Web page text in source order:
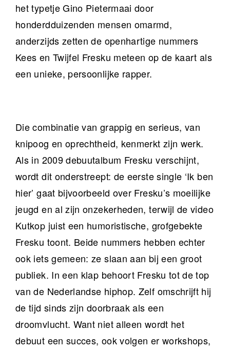
het typetje Gino Pietermaai door
honderdduizenden mensen omarmd,
anderzijds zetten de openhartige nummers
Kees en Twijfel Fresku meteen op de kaart als
een unieke, persoonlijke rapper.
Die combinatie van grappig en serieus, van
knipoog en oprechtheid, kenmerkt zijn werk.
Als in 2009 debuutalbum Fresku verschijnt,
wordt dit onderstreept: de eerste single ‘Ik ben
hier’ gaat bijvoorbeeld over Fresku’s moeilijke
jeugd en al zijn onzekerheden, terwijl de video
Kutkop juist een humoristische, grofgebekte
Fresku toont. Beide nummers hebben echter
ook iets gemeen: ze slaan aan bij een groot
publiek. In een klap behoort Fresku tot de top
van de Nederlandse hiphop. Zelf omschrijft hij
de tijd sinds zijn doorbraak als een
droomvlucht. Want niet alleen wordt het
debuut een succes, ook volgen er workshops,